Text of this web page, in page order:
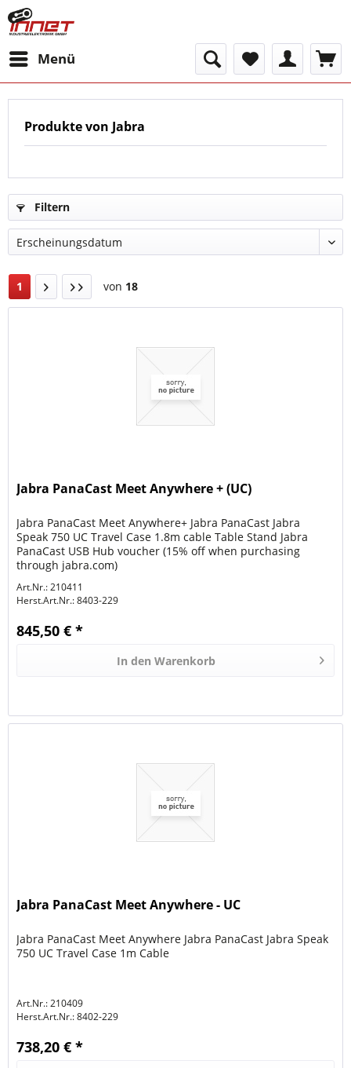
Menü
Produkte von Jabra
Filtern
1 von 18
Jabra PanaCast Meet Anywhere + (UC)
Jabra PanaCast Meet Anywhere+ Jabra PanaCast Jabra
Speak 750 UC Travel Case 1.8m cable Table Stand Jabra
PanaCast USB Hub voucher (15% off when purchasing
through jabra.com)
Art.Nr.: 210411
Herst.Art.Nr.:8403-229
845,50 € *
In den Warenkorb
Jabra PanaCast Meet Anywhere - UC
Jabra PanaCast Meet Anywhere Jabra PanaCast Jabra Speak
750 UC Travel Case 1m Cable
Art.Nr.: 210409
Herst.Art.Nr.:8402-229
738,20 € *